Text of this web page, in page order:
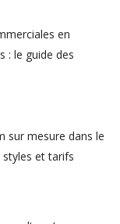
en
: le guide des
sur mesure dans le
et tarifs